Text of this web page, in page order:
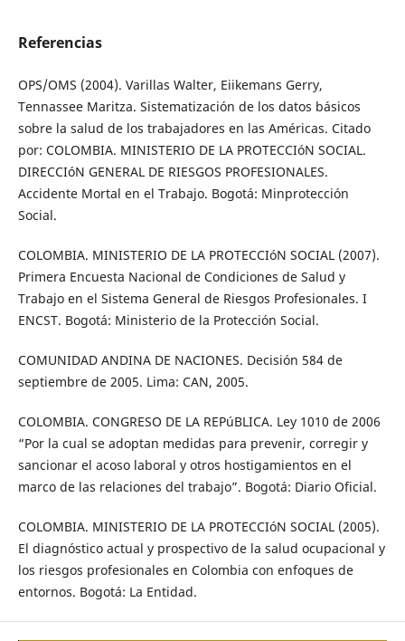
Referencias
OPS/OMS (2004). Varillas Walter, Eiikemans Gerry,
Tennassee Maritza. Sistematización de los datos básicos
sobre la salud de los trabajadores en las Américas. Citado
por: COLOMBIA. MINISTERIO DE LA PROTECCIóN SOCIAL.
DIRECCIóN GENERAL DE RIESGOS PROFESIONALES.
Accidente Mortal en el Trabajo. Bogotá: Minprotección
Social.
COLOMBIA. MINISTERIO DE LA PROTECCIóN SOCIAL (2007).
Primera Encuesta Nacional de Condiciones de Salud y
Trabajo en el Sistema General de Riesgos Profesionales. I
ENCST. Bogotá: Ministerio de la Protección Social.
COMUNIDAD ANDINA DE NACIONES. Decisión 584 de
septiembre de 2005. Lima: CAN, 2005.
COLOMBIA. CONGRESO DE LA REPúBLICA. Ley 1010 de 2006
“Por la cual se adoptan medidas para prevenir, corregir y
sancionar el acoso laboral y otros hostigamientos en el
marco de las relaciones del trabajo”. Bogotá: Diario Oficial.
COLOMBIA. MINISTERIO DE LA PROTECCIóN SOCIAL (2005).
El diagnóstico actual y prospectivo de la salud ocupacional y
los riesgos profesionales en Colombia con enfoques de
entornos. Bogotá: La Entidad.